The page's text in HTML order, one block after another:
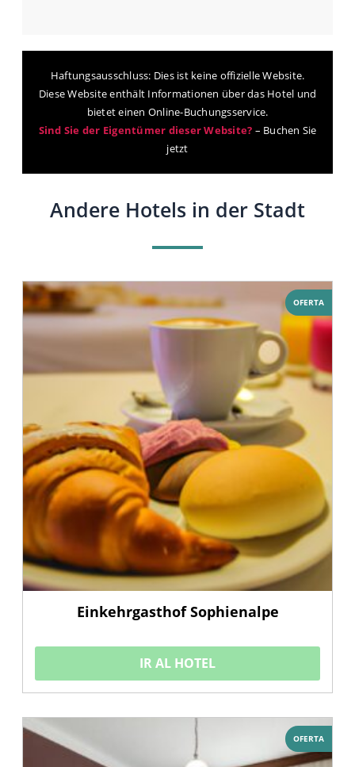
Haftungsausschluss: Dies ist keine offizielle Website.
Diese Website enthält Informationen über das Hotel und
bietet einen Online-Buchungsservice.
Sind Sie der Eigentümer dieser Website? – Buchen Sie
jetzt
Andere Hotels in der Stadt
OFERTA
Einkehrgasthof Sophienalpe
IR AL HOTEL
OFERTA